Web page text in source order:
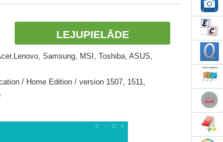
LEJUPIELĀDE
Samsung, MSI, Toshiba, ASUS,
/ Home Edition / version 1507, 1511,